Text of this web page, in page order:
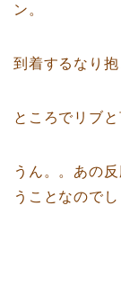
ン。
到着するなり
ところでリブと
うん。。あの
うことなのでし